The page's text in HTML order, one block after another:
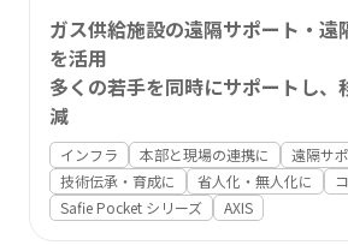
ガス供給施設の遠隔サポート・遠
を活用
多くの若手を同時にサポートし、
減
インフラ 本部と現場の連携に
遠隔サ
技術伝承・育成に
省人化・無人化に
Safie Pocket シリーズ
AXIS